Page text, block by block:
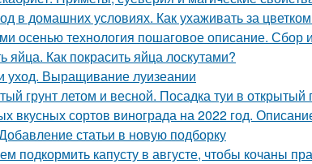
в домашних условиях. Как ухаживать за
осенью технология пошаговое описание. Сбор
яйца. Как покрасить яйца лоскутами?
уход. Выращивание луизеании
грунт летом и весной. Посадка туи в открытый
вкусных сортов винограда на 2022 год.
статьи в новую подборку
подкормить капусту в августе, чтобы кочаны